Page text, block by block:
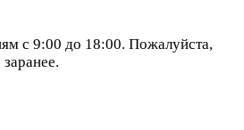
с 9:00 до 18:00. Пожалуйста,